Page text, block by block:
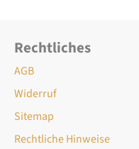
Rechtliches
AGB
Widerruf
Sitemap
Rechtliche Hinweise